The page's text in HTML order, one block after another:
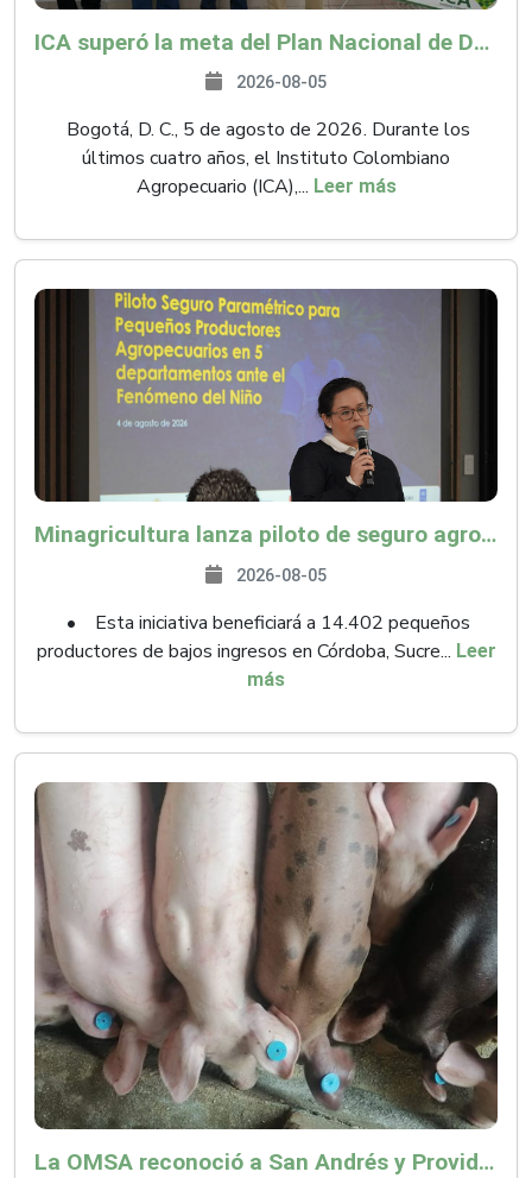
ICA superó la meta del Plan Nacional de Desarrollo y abrió 61 mercados internacionales
2026-08-05
Bogotá, D. C., 5 de agosto de 2026. Durante los
últimos cuatro años, el Instituto Colombiano
Agropecuario (ICA),... Leer más
Minagricultura lanza piloto de seguro agropecuario por $9.625 millones para proteger a más de 14.000 pequeños productores contra riesgos del Fenómeno de El Niño
2026-08-05
• Esta iniciativa beneficiará a 14.402 pequeños
productores de bajos ingresos en Córdoba, Sucre... Leer
más
La OMSA reconoció a San Andrés y Providencia como zona libre de Peste Porcina Clásica (PPC)